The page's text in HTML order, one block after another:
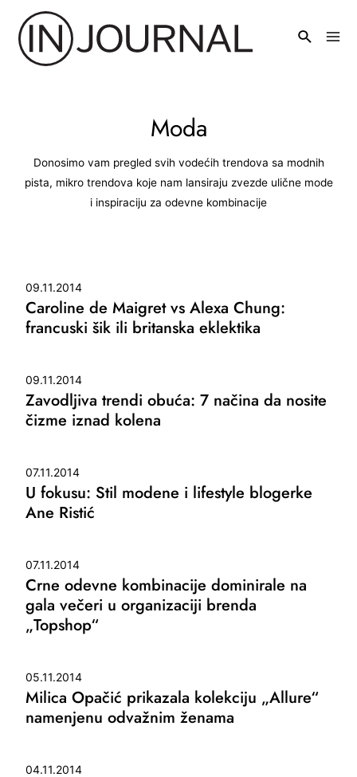
sadržaj
Moda
Donosimo vam pregled svih vodećih trendova sa modnih
pista, mikro trendova koje nam lansiraju zvezde ulične mode
i inspiraciju za odevne kombinacije
09.11.2014
Caroline de Maigret vs Alexa Chung:
francuski šik ili britanska eklektika
09.11.2014
Zavodljiva trendi obuća: 7 načina da nosite
čizme iznad kolena
07.11.2014
U fokusu: Stil modene i lifestyle blogerke
Ane Ristić
07.11.2014
Crne odevne kombinacije dominirale na
gala večeri u organizaciji brenda
„Topshop“
05.11.2014
Milica Opačić prikazala kolekciju „Allure“
namenjenu odvažnim ženama
04.11.2014